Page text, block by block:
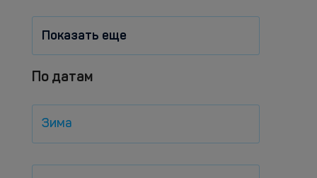
Показать еще
По датам
Зима